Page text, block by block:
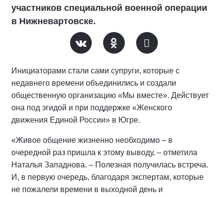
участников специальной военной операции
в Нижневартовске.
Инициаторами стали сами супруги, которые с
недавнего времени объединились и создали
общественную организацию «Мы вместе». Действует
она под эгидой и при поддержке «Женского
движения Единой России» в Югре.
«Живое общение жизненно необходимо – в
очередной раз пришла к этому выводу, – отметила
Наталья Западнова. – Полезная получилась встреча.
И, в первую очередь, благодаря экспертам, которые
не пожалели времени в выходной день и